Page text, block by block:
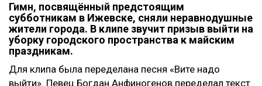
Гимн, посвящённый предстоящим
субботникам в Ижевске, сняли неравнодушные
жители города. В клипе звучит призыв выйти на
уборку городского пространства к майским
праздникам.
Для клипа была переделана песня «Вите надо
выйти». Певец Богдан Анфиногенов переделал текст